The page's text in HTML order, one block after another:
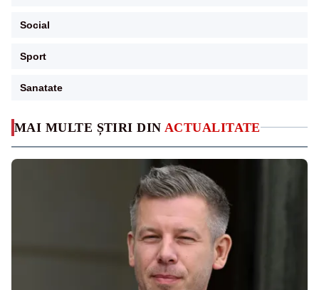
MAI MULTE ȘTIRI DIN ACTUALITATE
Social
Sport
Sanatate